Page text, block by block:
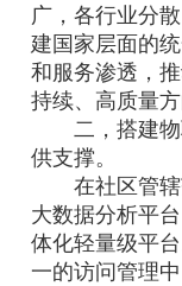
广，各行业分
建国家层面的
和服务渗透，
持续、高质量方
二，搭建物
供支撑。
在社区管辖
大数据分析平
体化轻量级平
一的访问管理